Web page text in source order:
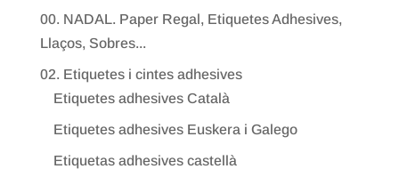
00. NADAL. Paper Regal, Etiquetes Adhesives,
Llaços, Sobres...
02. Etiquetes i cintes adhesives
Etiquetes adhesives Català
Etiquetes adhesives Euskera i Galego
Etiquetas adhesives castellà